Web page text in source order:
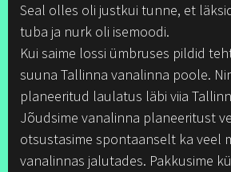
Seal olles oli justkui tunne, et
tuba ja nurk oli isemoodi.
Kui saime lossi ümbruses pildid
suuna Tallinna vanalinna poole.
planeeritud laulatus läbi viia
Jõudsime vanalinna planeeritust
otsustasime spontaanselt ka veel
vanalinnas jalutades. Pakkusime